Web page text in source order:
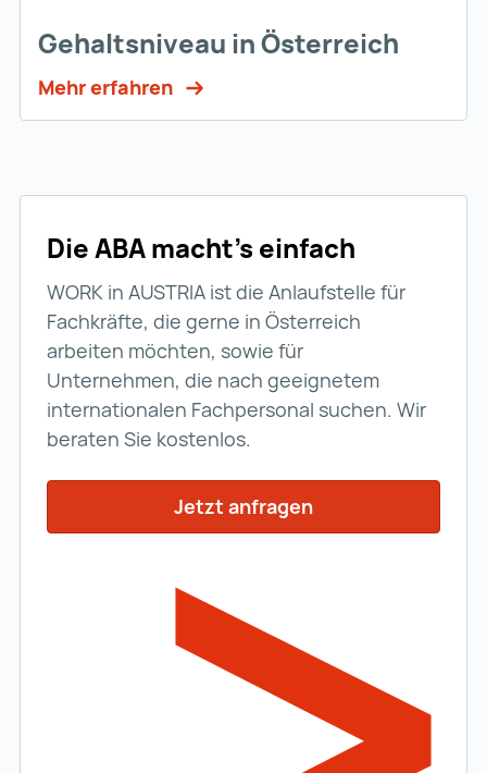
Gehaltsniveau in Österreich
Mehr erfahren
Die ABA macht’s einfach
WORK in AUSTRIA ist die Anlaufstelle für
Fachkräfte, die gerne in Österreich
arbeiten möchten, sowie für
Unternehmen, die nach geeignetem
internationalen Fachpersonal suchen. Wir
beraten Sie kostenlos.
Jetzt anfragen